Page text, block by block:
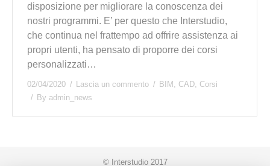
disposizione per migliorare la conoscenza dei
nostri programmi. E’ per questo che Interstudio,
che continua nel frattempo ad offrire assistenza ai
propri utenti, ha pensato di proporre dei corsi
personalizzati…
02/04/2020 Lascia un commento BIM CAD Corsi
By admin_news
© Interstudio 2017